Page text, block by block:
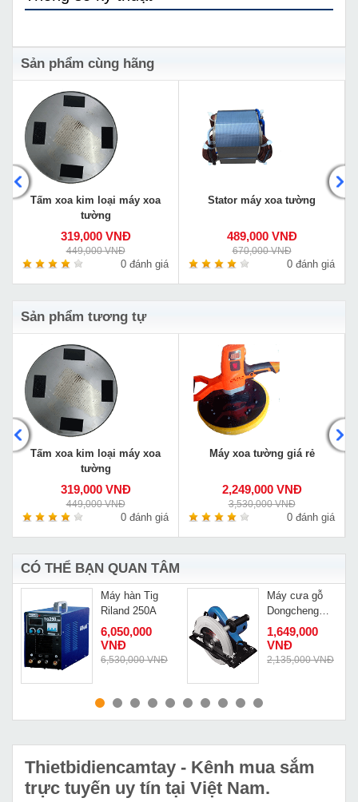
Sản phẩm cùng hãng
Tấm xoa kim loại máy xoa
tường
319,000 VNĐ
449,000 VNĐ
0 đánh giá
Stator máy xoa tường
489,000 VNĐ
670,000 VNĐ
0 đánh giá
Sản phẩm tương tự
Tấm xoa kim loại máy xoa
tường
319,000 VNĐ
449,000 VNĐ
0 đánh giá
Máy xoa tường giá rẻ
2,249,000 VNĐ
3,530,000 VNĐ
0 đánh giá
CÓ THỂ BẠN QUAN TÂM
MUA NGAY
Máy hàn Tig
Riland 250A
6,050,000
VNĐ
6,530,000 VNĐ
MUA NGAY
Máy cưa gỗ
Dongcheng
DMY02 235
1,649,000
VNĐ
2,135,000 VNĐ
Thietbidiencamtay - Kênh mua sắm
trực tuyến uy tín tại Việt Nam.